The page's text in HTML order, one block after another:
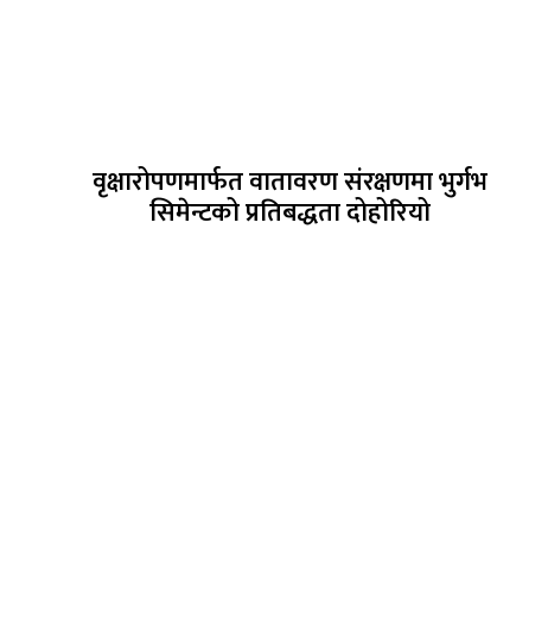
वृक्षारोपणमार्फत वातावरण संरक्षणमा भुर्गभ
सिमेन्टको प्रतिबद्धता दोहोरियो